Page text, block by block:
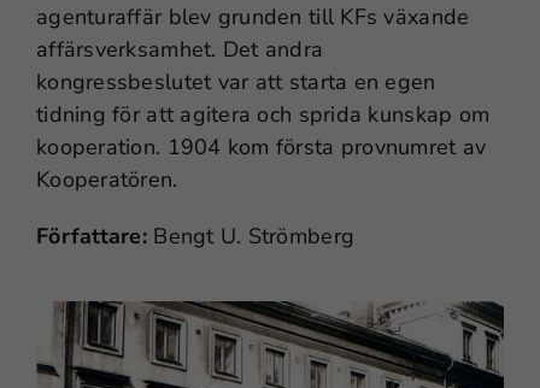
agenturaffär blev grunden till KFs växande
affärsverksamhet. Det andra
kongressbeslutet var att starta en egen
tidning för att agitera och sprida kunskap om
kooperation. 1904 kom första provnumret av
Kooperatören.
Författare:Bengt U. Strömberg